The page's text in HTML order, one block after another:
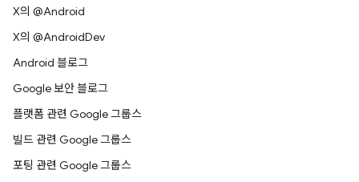
X의 @Android
X의 @AndroidDev
Android 블로그
Google 보안 블로그
플랫폼 관련 Google 그룹스
빌드 관련 Google 그룹스
포팅 관련 Google 그룹스